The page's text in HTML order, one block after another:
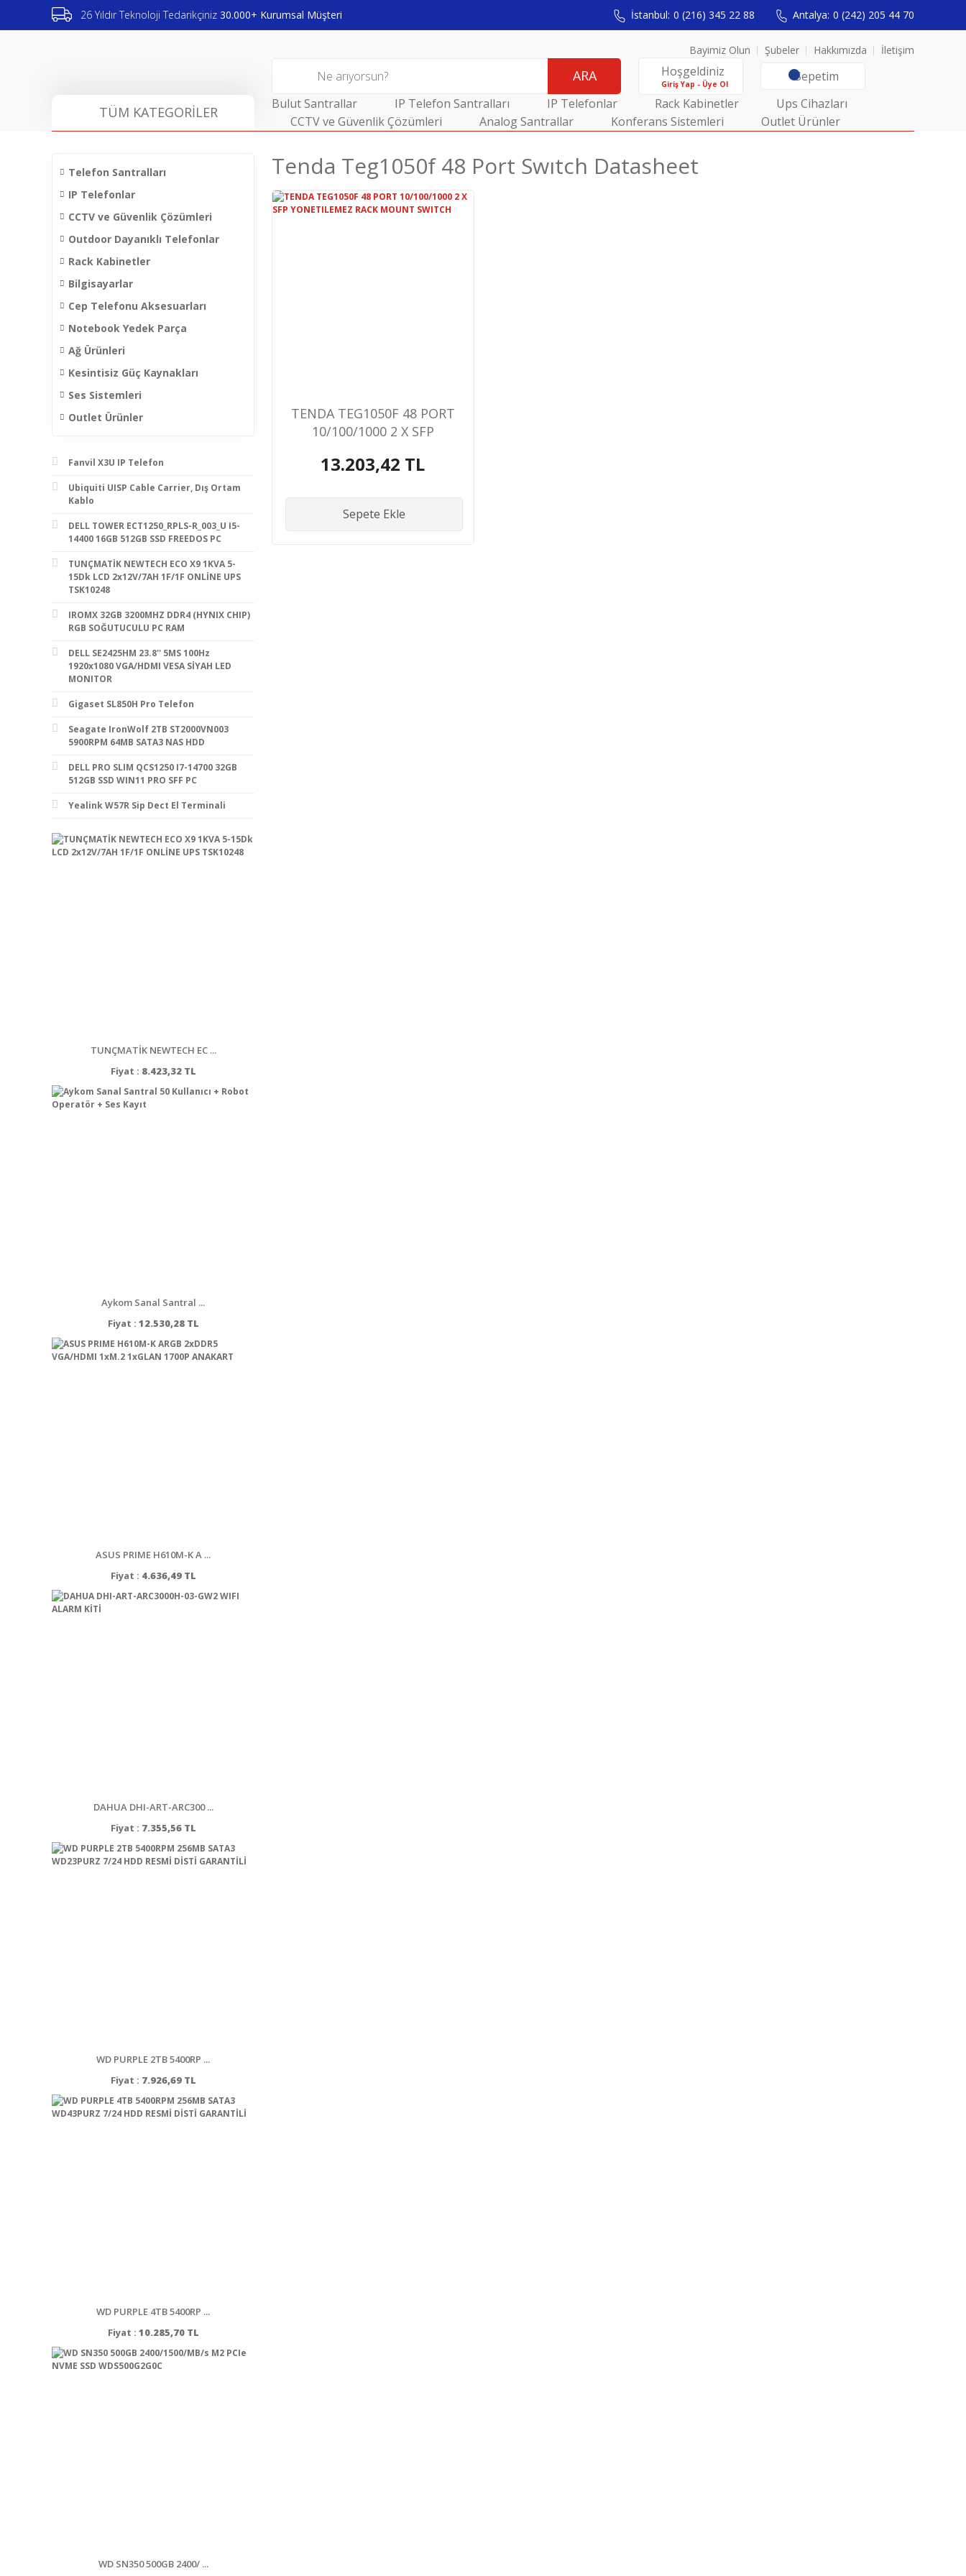
26 Yıldır Teknoloji Tedarikçiniz 30.000+ Kurumsal Müşteri İstanbul: 0 (216) 345 22 88 Antalya: 0 (242) 205 44 70
Bayimiz Olun Şubeler Hakkımızda İletişim
ARA Hoşgeldiniz
Giriş Yap - Üye Ol Sepetim
TÜM KATEGORİLER Bulut Santrallar IP Telefon Santralları IP Telefonlar Rack Kabinetler
Ups Cihazları
CCTV ve Güvenlik Çözümleri
Analog Santrallar Konferans Sistemleri Outlet Ürünler
Telefon Santralları
IP Telefonlar
CCTV ve Güvenlik Çözümleri
Outdoor Dayanıklı Telefonlar
Rack Kabinetler
Bilgisayarlar
Cep Telefonu Aksesuarları
Notebook Yedek Parça
Ağ Ürünleri
Kesintisiz Güç Kaynakları
Ses Sistemleri
Outlet Ürünler
Fanvil X3U IP Telefon
Ubiquiti UISP Cable Carrier, Dış Ortam
Kablo
DELL TOWER ECT1250_RPLS-R_003_U I5-
14400 16GB 512GB SSD FREEDOS PC
TUNÇMATİK NEWTECH ECO X9 1KVA 5-
15Dk LCD 2x12V/7AH 1F/1F ONLİNE UPS
TSK10248
IROMX 32GB 3200MHZ DDR4 (HYNIX CHIP)
RGB SOĞUTUCULU PC RAM
DELL SE2425HM 23.8'' 5MS 100Hz
1920x1080 VGA/HDMI VESA SİYAH LED
MONITOR
Gigaset SL850H Pro Telefon
Seagate IronWolf 2TB ST2000VN003
5900RPM 64MB SATA3 NAS HDD
DELL PRO SLIM QCS1250 I7-14700 32GB
512GB SSD WIN11 PRO SFF PC
Yealink W57R Sip Dect El Terminali
TUNÇMATİK NEWTECH EC ...
Fiyat : 8.423,32 TL
Aykom Sanal Santral ...
Fiyat : 12.530,28 TL
ASUS PRIME H610M-K A ...
Fiyat : 4.636,49 TL
DAHUA DHI-ART-ARC300 ...
Fiyat : 7.355,56 TL
WD PURPLE 2TB 5400RP ...
Fiyat : 7.926,69 TL
WD PURPLE 4TB 5400RP ...
Fiyat : 10.285,70 TL
WD SN350 500GB 2400/ ...
Tenda Teg1050f 48 Port Swıtch Datasheet
TENDA TEG1050F 48 PORT
10/100/1000 2 X SFP
MOUNT SWITCH
13.203,42 TL
Sepete Ekle